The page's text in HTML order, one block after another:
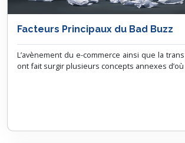
Facteurs Principaux du Bad Buzz
L’avènement du e-commerce ainsi que la
ont fait surgir plusieurs concepts annexes d’où